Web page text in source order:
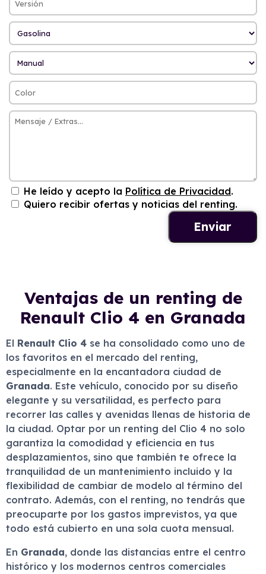
He leído y acepto la Política de Privacidad.
Quiero recibir ofertas y noticias del renting.
Ventajas de un renting de
Renault Clio 4 en Granada
El Renault Clio 4 se ha consolidado como uno de
los favoritos en el mercado del renting,
especialmente en la encantadora ciudad de
Granada. Este vehículo, conocido por su diseño
elegante y su versatilidad, es perfecto para
recorrer las calles y avenidas llenas de historia de
la ciudad. Optar por un renting del Clio 4 no solo
garantiza la comodidad y eficiencia en tus
desplazamientos, sino que también te ofrece la
tranquilidad de un mantenimiento incluido y la
flexibilidad de cambiar de modelo al término del
contrato. Además, con el renting, no tendrás que
preocuparte por los gastos imprevistos, ya que
todo está cubierto en una sola cuota mensual.
En Granada, donde las distancias entre el centro
histórico y los modernos centros comerciales